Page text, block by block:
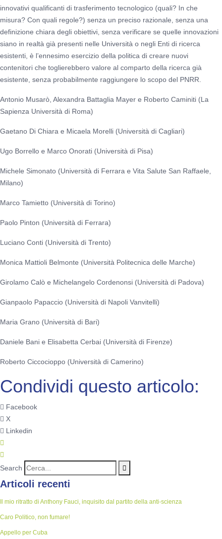
innovativi qualificanti di trasferimento tecnologico (quali? In che
misura? Con quali regole?) senza un preciso razionale, senza una
definizione chiara degli obiettivi, senza verificare se quelle innovazioni
siano in realtà già presenti nelle Università o negli Enti di ricerca
esistenti, è l’ennesimo esercizio della politica di creare nuovi
contenitori che toglierebbero valore al comparto della ricerca già
esistente, senza probabilmente raggiungere lo scopo del PNRR.
Antonio Musarò, Alexandra Battaglia Mayer e Roberto Caminiti (La
Sapienza Università di Roma)
Gaetano Di Chiara e Micaela Morelli (Università di Cagliari)
Ugo Borrello e Marco Onorati (Università di Pisa)
Michele Simonato (Università di Ferrara e Vita Salute San Raffaele,
Milano)
Marco Tamietto (Università di Torino)
Paolo Pinton (Università di Ferrara)
Luciano Conti (Università di Trento)
Monica Mattioli Belmonte (Università Politecnica delle Marche)
Girolamo Calò e Michelangelo Cordenonsi (Università di Padova)
Gianpaolo Papaccio (Università di Napoli Vanvitelli)
Maria Grano (Università di Bari)
Daniele Bani e Elisabetta Cerbai (Università di Firenze)
Roberto Ciccocioppo (Università di Camerino)
Condividi questo articolo:
Facebook
X
Linkedin
Search
Articoli recenti
Il mio ritratto di Anthony Fauci, inquisito dal partito della anti-scienza
Caro Politico, non fumare!
Appello per Cuba